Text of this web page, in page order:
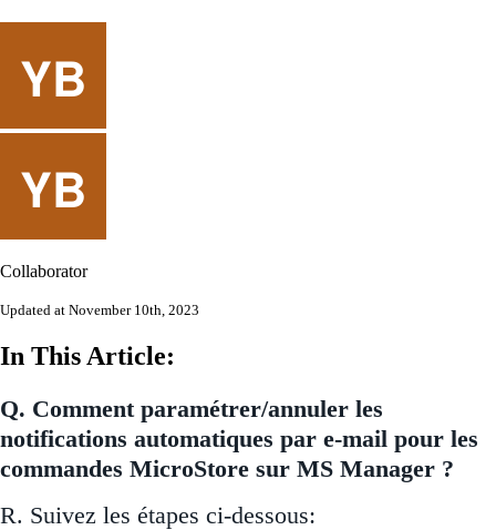
Collaborator
Updated at November 10th, 2023
In This Article:
Q. Comment paramétrer/annuler les
notifications automatiques par e-mail pour les
commandes MicroStore sur MS Manager ?
R. Suivez les étapes ci-dessous: